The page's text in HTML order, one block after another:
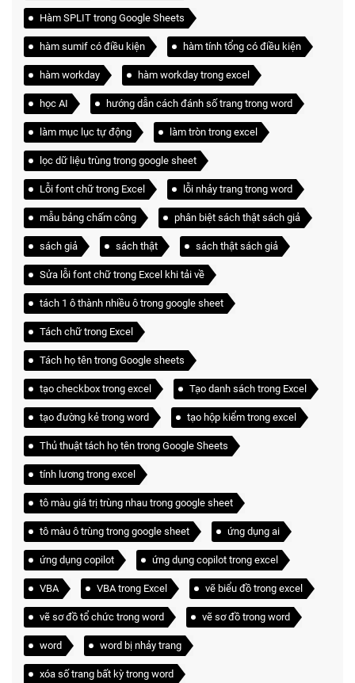
Hàm SPLIT trong Google Sheets
hàm sumif có điều kiện hàm tính tổng có điều kiện
hàm workday hàm workday trong excel
học AI hướng dẫn cách đánh số trang trong word
làm mục lục tự động làm tròn trong excel
lọc dữ liệu trùng trong google sheet
Lỗi font chữ trong Excel lỗi nhảy trang trong word
mẫu bảng chấm công phân biệt sách thật sách giả
sách giả sách thật sách thật sách giả
Sửa lỗi font chữ trong Excel khi tải về
tách 1 ô thành nhiều ô trong google sheet
Tách chữ trong Excel
Tách họ tên trong Google sheets
tạo checkbox trong excel Tạo danh sách trong Excel
tạo đường kẻ trong word tạo hộp kiểm trong excel
Thủ thuật tách họ tên trong Google Sheets
tính lương trong excel
tô màu giá trị trùng nhau trong google sheet
tô màu ô trùng trong google sheet ứng dụng ai
ứng dụng copilot ứng dụng copilot trong excel
VBA VBA trong Excel vẽ biểu đồ trong excel
vẽ sơ đồ tổ chức trong word vẽ sơ đồ trong word
word word bị nhảy trang
xóa số trang bất kỳ trong word